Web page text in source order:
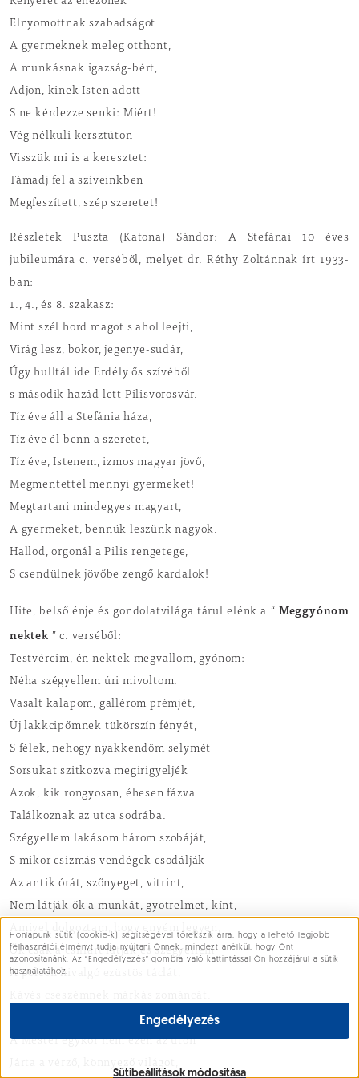
Süti beállítások
Honlapunk sütik (cookie-k) segítségével törekszik arra, hogy a lehető legjobb
felhasználói élményt tudja nyújtani Önnek, mindezt anélkül, hogy Önt
azonosítanánk. Az “Engedélyezés” gombra való kattintással Ön hozzájárul a sütik
használatához.
Engedélyezés
Sütibeállítások módosítása
Elnyomottnak szabadságot.
A gyermeknek meleg otthont,
A munkásnak igazság-bért,
Adjon, kinek Isten adott
S ne kérdezze senki: Miért!
Vég nélküli kersztúton
Visszük mi is a keresztet:
Támadj fel a szíveinkben
Megfeszített, szép szeretet!
Részletek Puszta (Katona) Sándor: A Stefánai 10 éves
jubileumára c. verséből, melyet dr. Réthy Zoltánnak írt 1933-
ban:
1., 4., és 8. szakasz:
Mint szél hord magot s ahol leejti,
Virág lesz, bokor, jegenye-sudár,
Úgy hulltál ide Erdély ős szívéből
s második hazád lett Pilisvörösvár.
Tíz éve áll a Stefánia háza,
Tíz éve él benn a szeretet,
Tíz éve, Istenem, izmos magyar jövő,
Megmentettél mennyi gyermeket!
Megtartani mindegyes magyart,
A gyermeket, bennük leszünk nagyok.
Hallod, orgonál a Pilis rengetege,
S csendülnek jövőbe zengő kardalok!
Hite, belső énje és gondolatvilága tárul elénk a “ Meggyónom
nektek ” c. verséből:
Testvéreim, én nektek megvallom, gyónom:
Néha szégyellem úri mivoltom.
Vasalt kalapom, gallérom prémjét,
Új lakkcipőmnek tükörszín fényét,
S félek, nehogy nyakkendőm selymét
Sorsukat szitkozva megirigyeljék
Azok, kik rongyosan, éhesen fázva
Találkoznak az utca sodrába.
Szégyellem lakásom három szobáját,
S mikor csizmás vendégek csodálják
Az antik órát, szőnyeget, vitrint,
Nem látják ők a munkát, gyötrelmet, kínt,
Amivel dolgoztam, hogy enyém legyen,
Ők csak a csillárt látják és szégyellem
A polcon hivalgó ezüstös táclát,
Szégyellem testvér mindezt, mert tudom:
A Mester egykor nem ezen az úton